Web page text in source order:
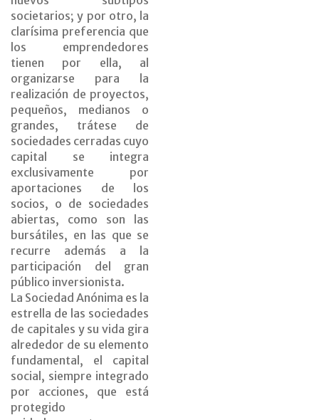
societarios; y por otro, la
clarísima preferencia que
los emprendedores
tienen por ella, al
organizarse para la
realización de proyectos,
pequeños, medianos o
grandes, trátese de
sociedades cerradas cuyo
capital se integra
exclusivamente por
aportaciones de los
socios, o de sociedades
abiertas, como son las
bursátiles, en las que se
recurre además a la
participación del gran
público inversionista.
La Sociedad Anónima es la
estrella de las sociedades
de capitales y su vida gira
alrededor de su elemento
fundamental, el capital
social, siempre integrado
por acciones, que está
protegido